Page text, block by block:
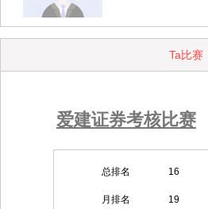
Ta比赛
爱建证券考核比赛
总排名 16
月排名 19